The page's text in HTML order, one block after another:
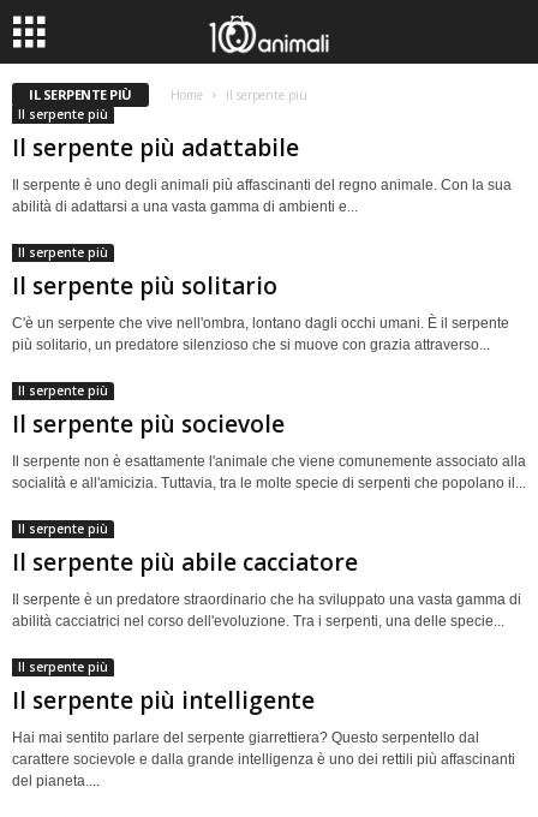
IL SERPENTE PIÙ Home
Il serpente più
Il serpente più
Il serpente più adattabile
Il serpente è uno degli animali più affascinanti del regno animale. Con la sua
abilità di adattarsi a una vasta gamma di ambienti e...
Il serpente più
Il serpente più solitario
C'è un serpente che vive nell'ombra, lontano dagli occhi umani. È il serpente
più solitario, un predatore silenzioso che si muove con grazia attraverso...
Il serpente più
Il serpente più socievole
Il serpente non è esattamente l'animale che viene comunemente associato alla
socialità e all'amicizia. Tuttavia, tra le molte specie di serpenti che popolano il...
Il serpente più
Il serpente più abile cacciatore
Il serpente è un predatore straordinario che ha sviluppato una vasta gamma di
abilità cacciatrici nel corso dell'evoluzione. Tra i serpenti, una delle specie...
Il serpente più
Il serpente più intelligente
Hai mai sentito parlare del serpente giarrettiera? Questo serpentello dal
carattere socievole e dalla grande intelligenza è uno dei rettili più affascinanti
del pianeta....